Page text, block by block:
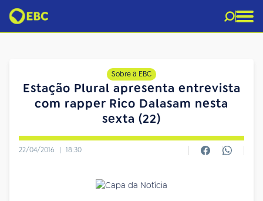
Sobre a EBC
Estação Plural apresenta entrevista
com rapper Rico Dalasam nesta
sexta (22)
22/04/2016 | 18:30